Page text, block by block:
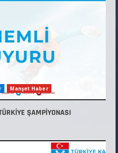
Manşet Haber
ŞAMPİYONASI